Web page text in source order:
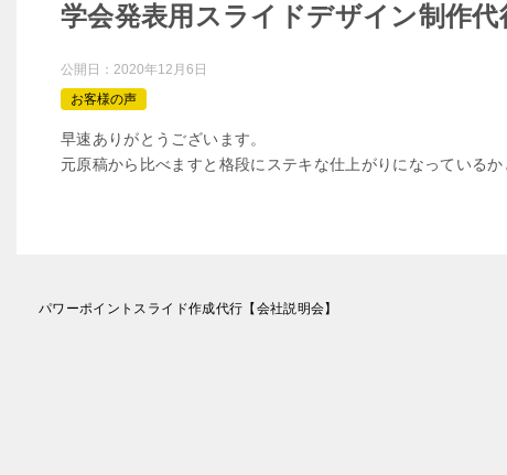
学会発表用スライドデザイン制作代
公開日： 2020年12月6日
お客様の声
早速ありがとうございます。
元原稿から比べますと格段にステキな仕上がりになっているか
パワーポイントスライド作成代行【会社説明会】